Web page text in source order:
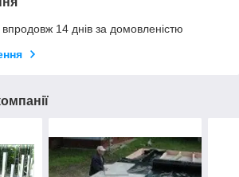
14 днів за домовленістю